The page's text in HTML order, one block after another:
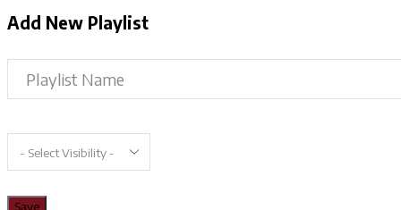
Add New Playlist